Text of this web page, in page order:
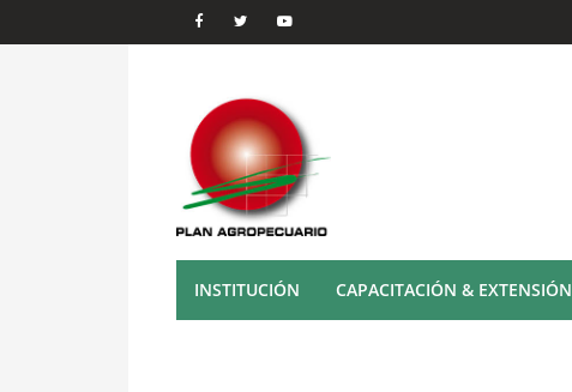
INSTITUCIÓN CAPACITACIÓN & EXTENSIÓN